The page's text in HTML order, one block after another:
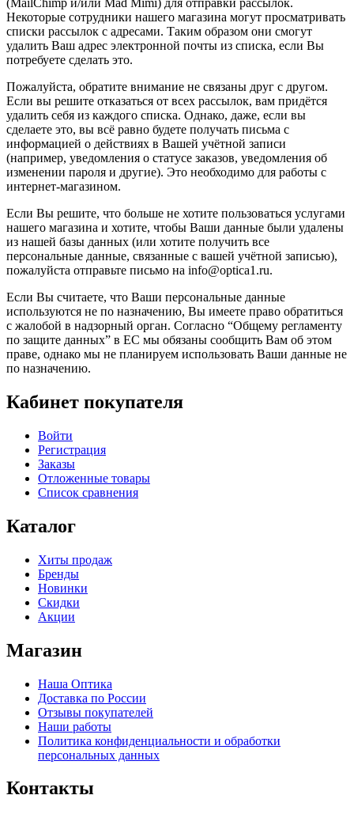
(MailChimp и/или Mad Mimi) для отправки рассылок.
Некоторые сотрудники нашего магазина могут просматривать
списки рассылок с адресами. Таким образом они смогут
удалить Ваш адрес электронной почты из списка, если Вы
потребуете сделать это.
Пожалуйста, обратите внимание не связаны друг с другом.
Если вы решите отказаться от всех рассылок, вам придётся
удалить себя из каждого списка. Однако, даже, если вы
сделаете это, вы всё равно будете получать письма с
информацией о действиях в Вашей учётной записи
(например, уведомления о статусе заказов, уведомления об
изменении пароля и другие). Это необходимо для работы с
интернет-магазином.
Если Вы решите, что больше не хотите пользоваться услугами
нашего магазина и хотите, чтобы Ваши данные были удалены
из нашей базы данных (или хотите получить все
персональные данные, связанные с вашей учётной записью),
пожалуйста отправьте письмо на info@optica1.ru.
Если Вы считаете, что Ваши персональные данные
используются не по назначению, Вы имеете право обратиться
с жалобой в надзорный орган. Согласно “Общему регламенту
по защите данных” в ЕС мы обязаны сообщить Вам об этом
праве, однако мы не планируем использовать Ваши данные не
по назначению.
Кабинет покупателя
Войти
Регистрация
Заказы
Отложенные товары
Список сравнения
Каталог
Хиты продаж
Бренды
Новинки
Скидки
Акции
Магазин
Наша Оптика
Доставка по России
Отзывы покупателей
Наши работы
Политика конфиденциальности и обработки
персональных данных
Контакты